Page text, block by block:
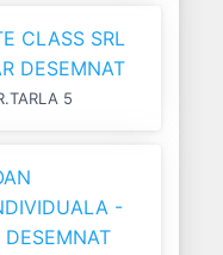
CLASS SRL
DESEMNAT
5
-
DESEMNAT